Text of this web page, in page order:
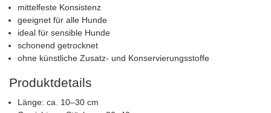
mittelfeste Konsistenz
geeignet für alle Hunde
ideal für sensible Hunde
schonend getrocknet
ohne künstliche Zusatz‑ und Konservierungsstoffe
Produktdetails
Länge: ca. 10–30 cm